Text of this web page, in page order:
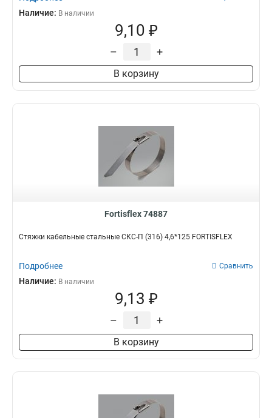
Наличие: В наличии
9,10 ₽
– +
В корзину
Fortisflex 74887
Стяжки кабельные стальные СКС-П (316) 4,6*125 FORTISFLEX
Подробнее Сравнить
Наличие: В наличии
9,13 ₽
– +
В корзину